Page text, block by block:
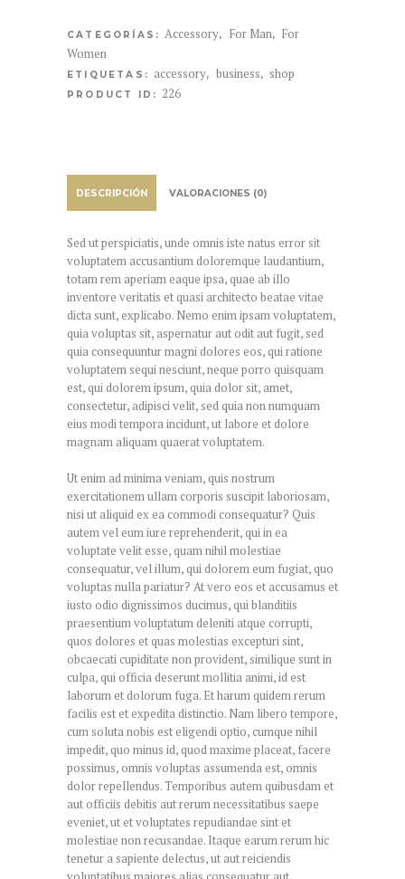
CATEGORÍAS:Accessory, For Man, For
Women
ETIQUETAS: accessory, business, shop
PRODUCT ID: 226
DESCRIPCIÓN VALORACIONES (0)
Sed ut perspiciatis, unde omnis iste natus error sit
voluptatem accusantium doloremque laudantium,
totam rem aperiam eaque ipsa, quae ab illo
inventore veritatis et quasi architecto beatae vitae
dicta sunt, explicabo. Nemo enim ipsam voluptatem,
quia voluptas sit, aspernatur aut odit aut fugit, sed
quia consequuntur magni dolores eos, qui ratione
voluptatem sequi nesciunt, neque porro quisquam
est, qui dolorem ipsum, quia dolor sit, amet,
consectetur, adipisci velit, sed quia non numquam
eius modi tempora incidunt, ut labore et dolore
magnam aliquam quaerat voluptatem.
Ut enim ad minima veniam, quis nostrum
exercitationem ullam corporis suscipit laboriosam,
nisi ut aliquid ex ea commodi consequatur? Quis
autem vel eum iure reprehenderit, qui in ea
voluptate velit esse, quam nihil molestiae
consequatur, vel illum, qui dolorem eum fugiat, quo
voluptas nulla pariatur? At vero eos et accusamus et
iusto odio dignissimos ducimus, qui blanditiis
praesentium voluptatum deleniti atque corrupti,
quos dolores et quas molestias excepturi sint,
obcaecati cupiditate non provident, similique sunt in
culpa, qui officia deserunt mollitia animi, id est
laborum et dolorum fuga. Et harum quidem rerum
facilis est et expedita distinctio. Nam libero tempore,
cum soluta nobis est eligendi optio, cumque nihil
impedit, quo minus id, quod maxime placeat, facere
possimus, omnis voluptas assumenda est, omnis
dolor repellendus. Temporibus autem quibusdam et
aut officiis debitis aut rerum necessitatibus saepe
eveniet, ut et voluptates repudiandae sint et
molestiae non recusandae. Itaque earum rerum hic
tenetur a sapiente delectus, ut aut reiciendis